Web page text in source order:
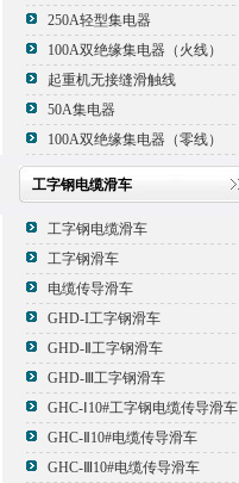
250A轻型集电器
100A双绝缘集电器（火线）
起重机无接缝滑触线
50A集电器
100A双绝缘集电器（零线）
工字钢电缆滑车
工字钢电缆滑车
工字钢滑车
电缆传导滑车
GHD-I工字钢滑车
GHD-Ⅱ工字钢滑车
GHD-Ⅲ工字钢滑车
GHC-Ⅰ10#工字钢电缆传导滑车
GHC-Ⅱ10#电缆传导滑车
GHC-Ⅲ10#电缆传导滑车